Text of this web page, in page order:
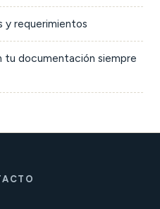
y requerimientos
tu documentación siempre